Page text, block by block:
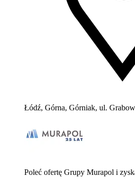
Łódź, Górna, Górniak, ul.
Poleć ofertę Grupy Murapol i